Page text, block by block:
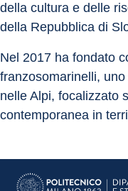
della cultura e delle
della Repubblica di
Nel 2017 ha fondato
franzosomarinelli,
nelle Alpi, focalizzato
contemporanea in